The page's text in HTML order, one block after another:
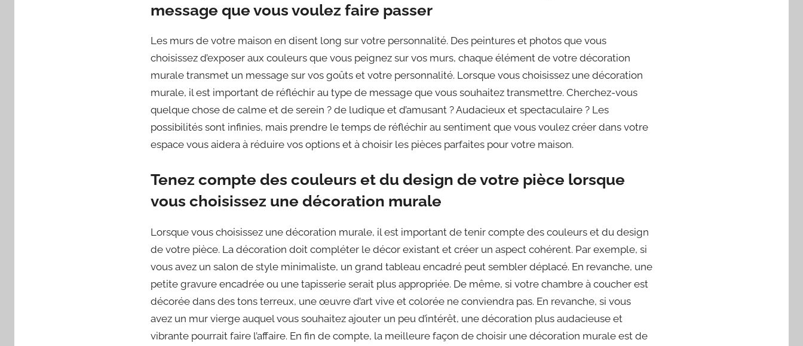
message que vous voulez faire passer
Les murs de votre maison en disent long sur votre personnalité. Des peintures et photos que vous
choisissez d’exposer aux couleurs que vous peignez sur vos murs, chaque élément de votre décoration
murale transmet un message sur vos goûts et votre personnalité. Lorsque vous choisissez une décoration
murale, il est important de réfléchir au type de message que vous souhaitez transmettre. Cherchez-vous
quelque chose de calme et de serein ? de ludique et d’amusant ? Audacieux et spectaculaire ? Les
possibilités sont infinies, mais prendre le temps de réfléchir au sentiment que vous voulez créer dans votre
espace vous aidera à réduire vos options et à choisir les pièces parfaites pour votre maison.
Tenez compte des couleurs et du design de votre pièce lorsque
vous choisissez une décoration murale
Lorsque vous choisissez une décoration murale, il est important de tenir compte des couleurs et du design
de votre pièce. La décoration doit compléter le décor existant et créer un aspect cohérent. Par exemple, si
vous avez un salon de style minimaliste, un grand tableau encadré peut sembler déplacé. En revanche, une
petite gravure encadrée ou une tapisserie serait plus appropriée. De même, si votre chambre à coucher est
décorée dans des tons terreux, une œuvre d’art vive et colorée ne conviendra pas. En revanche, si vous
avez un mur vierge auquel vous souhaitez ajouter un peu d’intérêt, une décoration plus audacieuse et
vibrante pourrait faire l’affaire. En fin de compte, la meilleure façon de choisir une décoration murale est de